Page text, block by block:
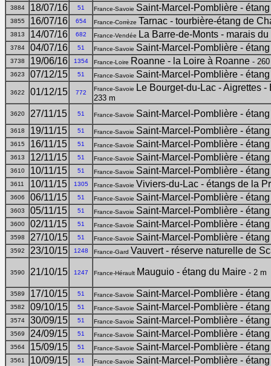
3884 18/07/16 51 France-Savoie Saint-Marcel-Pomblière -
3855 16/07/16 654 France-Corrèze Tarnac - tourbière-étang de
3813 14/07/16 682 France-Vendée La Barre-de-Monts - marais
3784 04/07/16 51 France-Savoie Saint-Marcel-Pomblière -
3738 19/06/16 1354 France-Loire Roanne - la Loire à Roanne -
3623 07/12/15 51 France-Savoie Saint-Marcel-Pomblière -
3622 01/12/15 772
France-Savoie Le Bourget-du-Lac - Aigrettes -
233 m
3620 27/11/15 51 France-Savoie Saint-Marcel-Pomblière -
3618 19/11/15 51 France-Savoie Saint-Marcel-Pomblière -
3615 16/11/15 51 France-Savoie Saint-Marcel-Pomblière -
3613 12/11/15 51 France-Savoie Saint-Marcel-Pomblière -
3610 10/11/15 51 France-Savoie Saint-Marcel-Pomblière -
3611 10/11/15 1305 France-Savoie Viviers-du-Lac - étangs de la
3606 06/11/15 51 France-Savoie Saint-Marcel-Pomblière -
3603 05/11/15 51 France-Savoie Saint-Marcel-Pomblière -
3600 02/11/15 51 France-Savoie Saint-Marcel-Pomblière -
3598 27/10/15 51 France-Savoie Saint-Marcel-Pomblière -
3592 23/10/15 1248 France-Gard Vauvert - réserve naturelle de
3590 21/10/15 1247 France-Hérault Mauguio - étang du Maire - 2 m
3589 17/10/15 51 France-Savoie Saint-Marcel-Pomblière -
3582 09/10/15 51 France-Savoie Saint-Marcel-Pomblière -
3574 30/09/15 51 France-Savoie Saint-Marcel-Pomblière -
3569 24/09/15 51 France-Savoie Saint-Marcel-Pomblière -
3564 15/09/15 51 France-Savoie Saint-Marcel-Pomblière -
3561 10/09/15 51 France-Savoie Saint-Marcel-Pomblière -